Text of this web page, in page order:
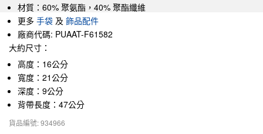
材質：60% 聚氨酯，40% 聚酯纖維
更多 手袋 及 飾品配件
廠商代碼: PUAAT-F61582
大約尺寸：
高度：16公分
寬度：21公分
深度：9公分
背帶長度：47公分
貨品編號: 934966